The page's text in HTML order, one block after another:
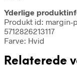
Yderlige
Produkt id: margin-
5712826213117
Farve: Hvid
Relaterede